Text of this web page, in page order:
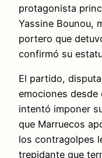
protagonista
Yassine Bounou,
portero que
confirmó su
El partido,
emociones desde
intentó imponer
que Marruecos
los contragolpes
trepidante que